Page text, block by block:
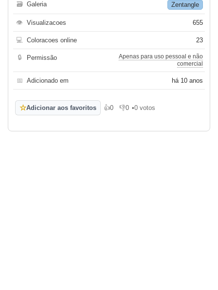
🗃 Galeria Zentangle
👁 Visualizacoes 655
💻 Coloracoes online 23
🔒 Permissão
Apenas para uso pessoal e não
comercial
📅 Adicionado em há 10 anos
☆Adicionar aos favoritos 👍0
Gosto 👎0
Não gosto
•0 votos